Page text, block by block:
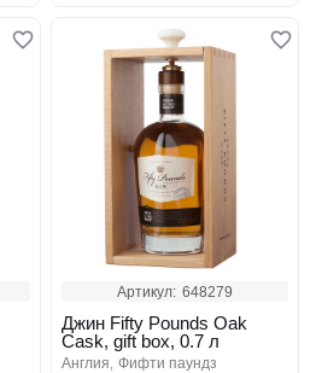
Артикул: 648279
Джин Fifty Pounds Oak
Cask, gift box, 0.7 л
англия фифти паундз